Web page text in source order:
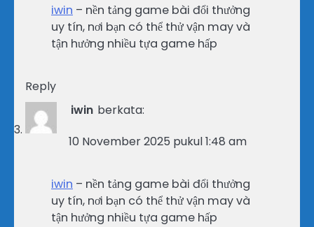
iwin – nền tảng game bài đổi thưởng
uy tín, nơi bạn có thể thử vận may và
tận hưởng nhiều tựa game hấp
Reply
iwin berkata:
10 November 2025 pukul 1:48 am
iwin – nền tảng game bài đổi thưởng
uy tín, nơi bạn có thể thử vận may và
tận hưởng nhiều tựa game hấp